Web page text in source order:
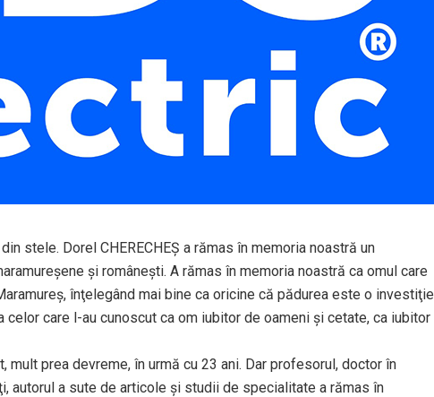
stele. Dorel CHERECHEŞ a rămas în memoria noastră un
şi româneşti. A rămas în memoria noastră ca omul care
înţelegând mai bine ca oricine că pădurea este o investiţie
celor care l-au cunoscut ca om iubitor de oameni și cetate, ca iubitor
prea devreme, în urmă cu 23 ani. Dar profesorul, doctor în
autorul a sute de articole şi studii de specialitate a rămas în